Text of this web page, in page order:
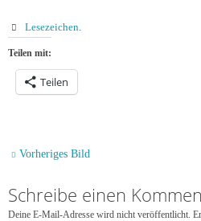
Lesezeichen.
Teilen mit:
Teilen
Vorheriges Bild
Schreibe einen
Deine E-Mail-Adresse wird nicht veröffentlicht.